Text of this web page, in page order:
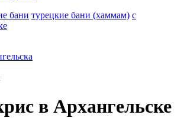
бани турецкие бани (хаммам) с
в Архангельске